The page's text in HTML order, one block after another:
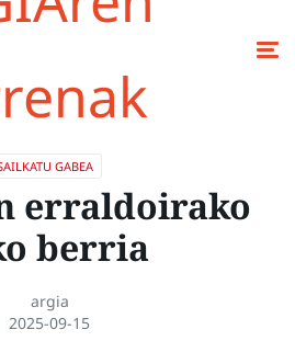
GABEA
erraldoirako
berria
argia
2025-09-15